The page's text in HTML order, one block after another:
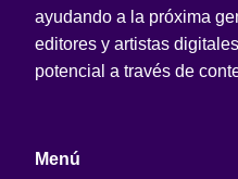
ayudando a la próxima
editores y artistas
potencial a través de
Menú